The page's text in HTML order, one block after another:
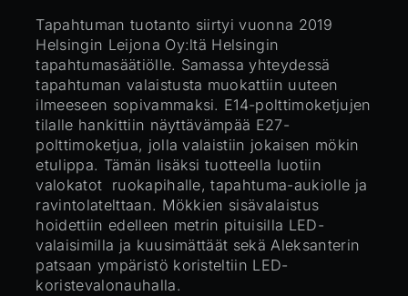
Tapahtuman tuotanto siirtyi vuonna 2019
Helsingin Leijona Oy:ltä Helsingin
tapahtumasäätiölle. Samassa yhteydessä
tapahtuman valaistusta muokattiin uuteen
ilmeeseen sopivammaksi. E14-polttimoketjujen
tilalle hankittiin näyttävämpää E27-
polttimoketjua, jolla valaistiin jokaisen mökin
etulippa. Tämän lisäksi tuotteella luotiin
valokatot ruokapihalle, tapahtuma-aukiolle ja
ravintolatelttaan. Mökkien sisävalaistus
hoidettiin edelleen metrin pituisilla LED-
valaisimilla ja kuusimättäät sekä Aleksanterin
patsaan ympäristö koristeltiin LED-
koristevalonauhalla.